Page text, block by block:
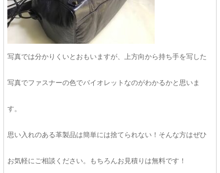
写真では分かりくいとおもいますが、上方向から持ち手を写した
写真でファスナーの色でバイオレットなのがわかるかと思いま
す。
思い入れのある革製品は簡単には捨てられない！そんな方はぜひ
お気軽にご相談ください。もちろんお見積りは無料です！